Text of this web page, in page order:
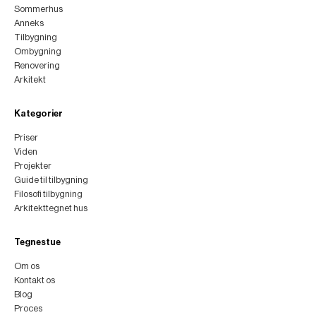
Sommerhus
Anneks
Tilbygning
Ombygning
Renovering
Arkitekt
Kategorier
Priser
Viden
Projekter
Guide til tilbygning
Filosofi tilbygning
Arkitekttegnet hus
Tegnestue
Om os
Kontakt os
Blog
Proces